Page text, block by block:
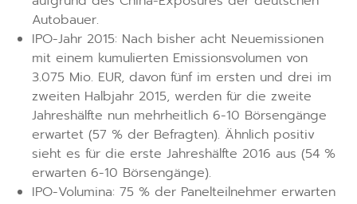
Autobauer.
IPO-Jahr 2015: Nach bisher acht Neuemissionen
mit einem kumulierten Emissionsvolumen von
3.075 Mio. EUR, davon fünf im ersten und drei im
zweiten Halbjahr 2015, werden für die zweite
Jahreshälfte nun mehrheitlich 6-10 Börsengänge
erwartet (57 % der Befragten). Ähnlich positiv
sieht es für die erste Jahreshälfte 2016 aus (54 %
erwarten 6-10 Börsengänge).
IPO-Volumina: 75 % der Panelteilnehmer erwarten